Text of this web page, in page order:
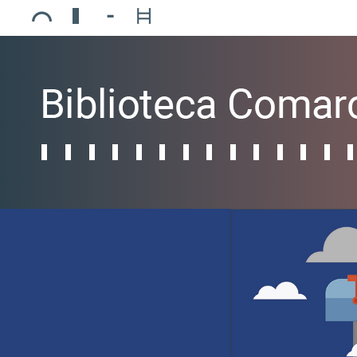
Ajuntament de Mollerussa
Biblioteca Comarcal Jaume Vila
Piscines de Mollerussa